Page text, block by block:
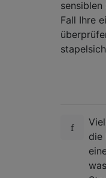
Fall Ihre
die